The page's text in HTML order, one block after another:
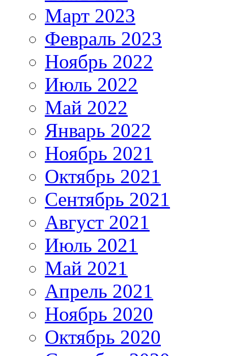
Март 2023
Февраль 2023
Ноябрь 2022
Июль 2022
Май 2022
Январь 2022
Ноябрь 2021
Октябрь 2021
Сентябрь 2021
Август 2021
Июль 2021
Май 2021
Апрель 2021
Ноябрь 2020
Октябрь 2020